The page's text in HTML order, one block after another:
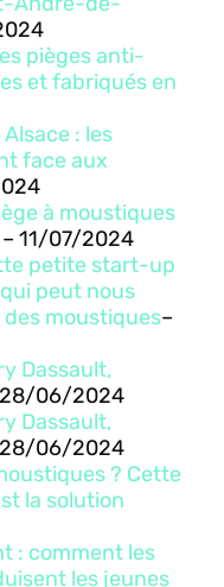
pièges anti-
et fabriqués en
: les
face aux
à moustiques
– 11/07/2024
petite start-up
peut nous
moustiques–
Dassault,
/06/2024
Dassault,
/06/2024
? Cette
la solution
: comment les
les jeunes